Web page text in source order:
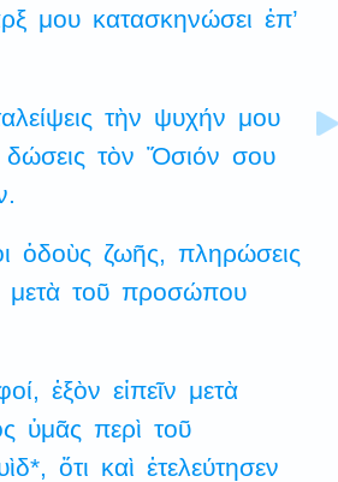
μου κατασκηνώσει ἐπ’
τὴν ψυχήν μου
δώσεις τὸν Ὅσιόν σου
ὁδοὺς ζωῆς, πληρώσεις
μετὰ τοῦ προσώπου
ἐξὸν εἰπεῖν μετὰ
ὑμᾶς περὶ τοῦ
ὅτι καὶ ἐτελεύτησεν